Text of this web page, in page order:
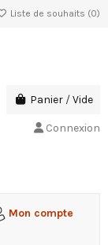
Liste de souhaits (0)
Panier /Vide
Connexion
Mon compte